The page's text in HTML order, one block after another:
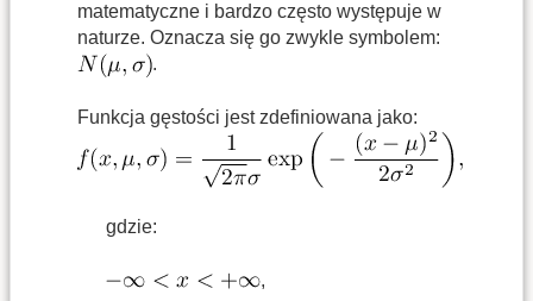
matematyczne i bardzo często występuje w
naturze. Oznacza się go zwykle symbolem:
.
Funkcja gęstości jest zdefiniowana jako:
gdzie:
,